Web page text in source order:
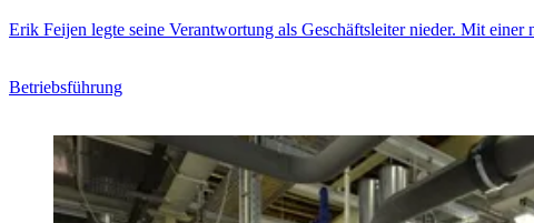
Erik Feijen legte seine Verantwortung als Geschäftsleiter nieder. Mit
Betriebsführung